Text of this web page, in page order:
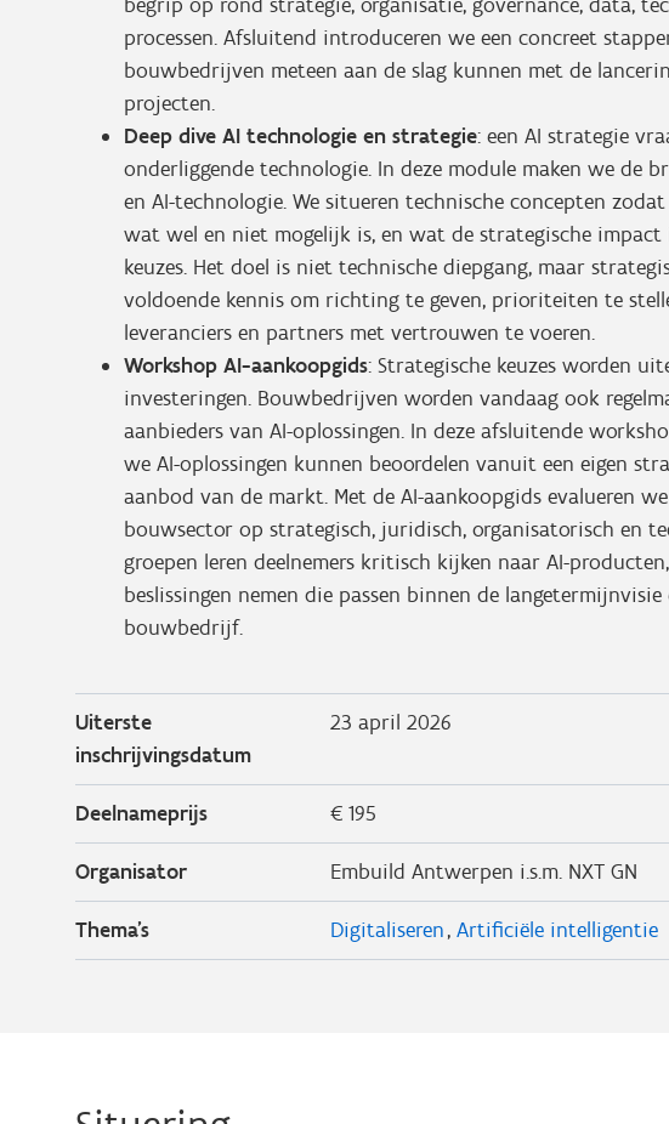
processen. Afsluitend introduceren we een concreet
bouwbedrijven meteen aan de slag kunnen met de
projecten.
Deep dive AI technologie en strategie: een AI strategie
onderliggende technologie. In deze module maken we de
en AI-technologie. We situeren technische concepten
wat wel en niet mogelijk is, en wat de strategische impact
keuzes. Het doel is niet technische diepgang, maar
voldoende kennis om richting te geven, prioriteiten te
leveranciers en partners met vertrouwen te voeren.
Workshop AI-aankoopgids: Strategische keuzes worden
investeringen. Bouwbedrijven worden vandaag ook
aanbieders van AI-oplossingen. In deze afsluitende
we AI-oplossingen kunnen beoordelen vanuit een eigen
aanbod van de markt. Met de AI-aankoopgids evalueren
bouwsector op strategisch, juridisch, organisatorisch en
groepen leren deelnemers kritisch kijken naar AI-
beslissingen nemen die passen binnen de
bouwbedrijf.
Uiterste
inschrijvingsdatum
23 april 2026
Deelnameprijs € 195
Organisator Embuild Antwerpen i.s.m. NXT GN
Thema's Digitaliseren Artificiële intelligentie